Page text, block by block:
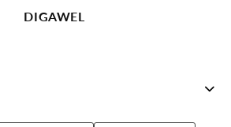
コ
DIGAWEL